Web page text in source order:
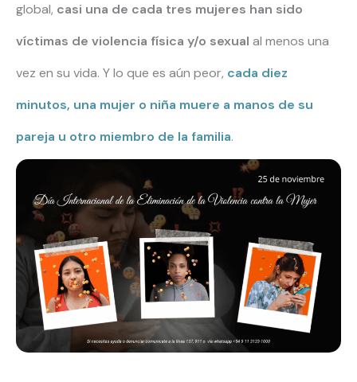
global, casi una de cada tres mujeres han sido
víctimas de violencia física y/o sexual al menos una
vez en su vida. Y lo que es aún peor, cada diez
minutos, una mujer o niña muere a manos de su
pareja u otro miembro de la familia.